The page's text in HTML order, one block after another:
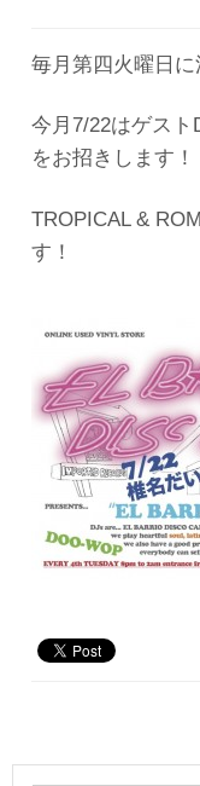
毎月第四火曜日に
今月7/22はゲス
をお招きします！
TROPICAL &
す！